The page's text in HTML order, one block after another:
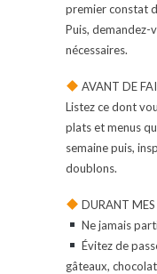
premier constat
Puis, demandez-
nécessaires.
AVANT DE
Listez ce dont
plats et menus
semaine puis,
doublons.
DURANT MES
Ne jamais
Évitez de
gâteaux,